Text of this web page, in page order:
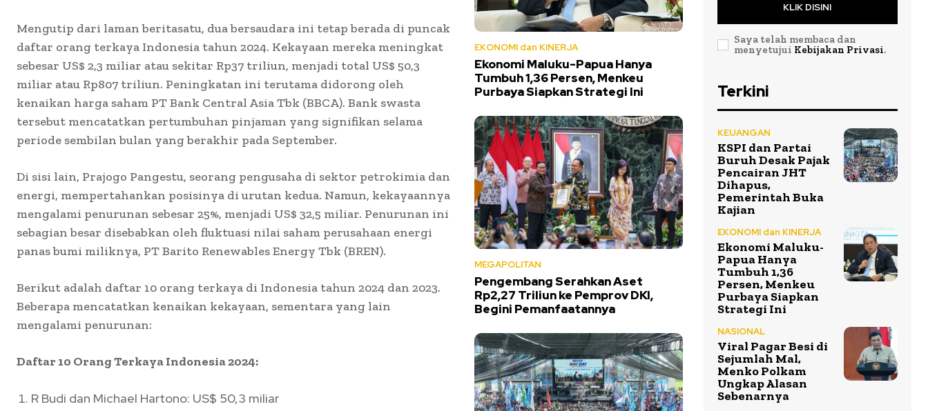
Mengutip dari laman beritasatu, dua bersaudara ini tetap berada di puncak
daftar orang terkaya Indonesia tahun 2024. Kekayaan mereka meningkat
sebesar US$ 2,3 miliar atau sekitar Rp37 triliun, menjadi total US$ 50,3
miliar atau Rp807 triliun. Peningkatan ini terutama didorong oleh
kenaikan harga saham PT Bank Central Asia Tbk (BBCA). Bank swasta
tersebut mencatatkan pertumbuhan pinjaman yang signifikan selama
periode sembilan bulan yang berakhir pada September.
Di sisi lain, Prajogo Pangestu, seorang pengusaha di sektor petrokimia dan
energi, mempertahankan posisinya di urutan kedua. Namun, kekayaannya
mengalami penurunan sebesar 25%, menjadi US$ 32,5 miliar. Penurunan ini
sebagian besar disebabkan oleh fluktuasi nilai saham perusahaan energi
panas bumi miliknya, PT Barito Renewables Energy Tbk (BREN).
Berikut adalah daftar 10 orang terkaya di Indonesia tahun 2024 dan 2023.
Beberapa mencatatkan kenaikan kekayaan, sementara yang lain
mengalami penurunan:
Daftar 10 Orang Terkaya Indonesia 2024:
R Budi dan Michael Hartono: US$ 50,3 miliar
EKONOMI dan KINERJA
Ekonomi Maluku-Papua Hanya
Tumbuh 1,36 Persen, Menkeu
Purbaya Siapkan Strategi Ini
MEGAPOLITAN
Pengembang Serahkan Aset
Rp2,27 Triliun ke Pemprov DKI,
Begini Pemanfaatannya
KLIK DISINI
Saya telah membaca dan
menyetujui Kebijakan Privasi.
Terkini
KEUANGAN
KSPI dan Partai
Buruh Desak Pajak
Pencairan JHT
Dihapus,
Pemerintah Buka
Kajian
EKONOMI dan KINERJA
Ekonomi Maluku-
Papua Hanya
Tumbuh 1,36
Persen, Menkeu
Purbaya Siapkan
Strategi Ini
NASIONAL
Viral Pagar Besi di
Sejumlah Mal,
Menko Polkam
Ungkap Alasan
Sebenarnya